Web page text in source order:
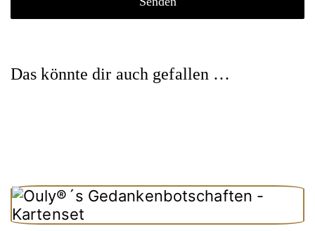
Das könnte dir auch gefallen …